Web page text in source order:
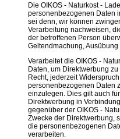
Die OIKOS - Naturkost -
personenbezogenen Daten
sei denn, wir können
Verarbeitung nachweisen,
der betroffenen Person
Geltendmachung,
Verarbeitet die OIKOS -
Daten, um Direktwerbung
Recht, jederzeit
personenbezogenen Daten
einzulegen. Dies gilt auch
Direktwerbung in
gegenüber der OIKOS -
Zwecke der Direktwerbung,
die personenbezogenen
verarbeiten.